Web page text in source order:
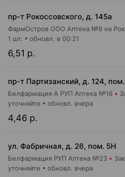
пр-т Рокоссовского, д. 145а
6,51 р.
1 шт. обновл. в 00:21
пр-т Партизанский, д. 124,
Белфармация А РУП Аптека №16
4,46 р.
уточняйте обновл. вчера
ул. Фабричная, д. 26, пом. 5Н
Белфармация РУП Аптека №23
уточняйте обновл. вчера